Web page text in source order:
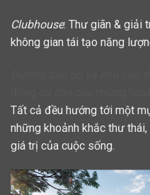
Clubhouse: Thư giãn & giải
không gian tái tạo năng
Tất cả đều hướng tới một
những khoảnh khắc thư
giá trị của cuộc sống.